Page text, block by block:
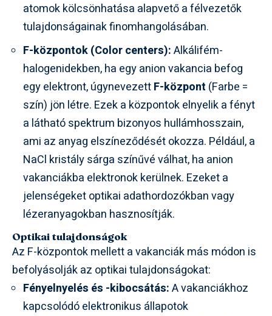
atomok kölcsönhatása alapvető a félvezetők
tulajdonságainak finomhangolásában.
F-központok (Color centers):Alkálifém-
halogenidekben, ha egy anion vakancia befog
egy elektront, úgynevezettF-központ (Farbe =
szín) jön létre. Ezek a központok elnyelik a fényt
a látható spektrum bizonyos hullámhosszain,
ami az anyag elszíneződését okozza. Például, a
NaCl kristály sárga színűvé válhat, ha anion
vakanciákba elektronok kerülnek. Ezeket a
jelenségeket optikai adathordozókban vagy
lézeranyagokban hasznosítják.
Optikai tulajdonságok
Az F-központok mellett a vakanciák más módon is
befolyásolják az optikai tulajdonságokat:
Fényelnyelés és -kibocsátás:A vakanciákhoz
kapcsolódó elektronikus állapotok